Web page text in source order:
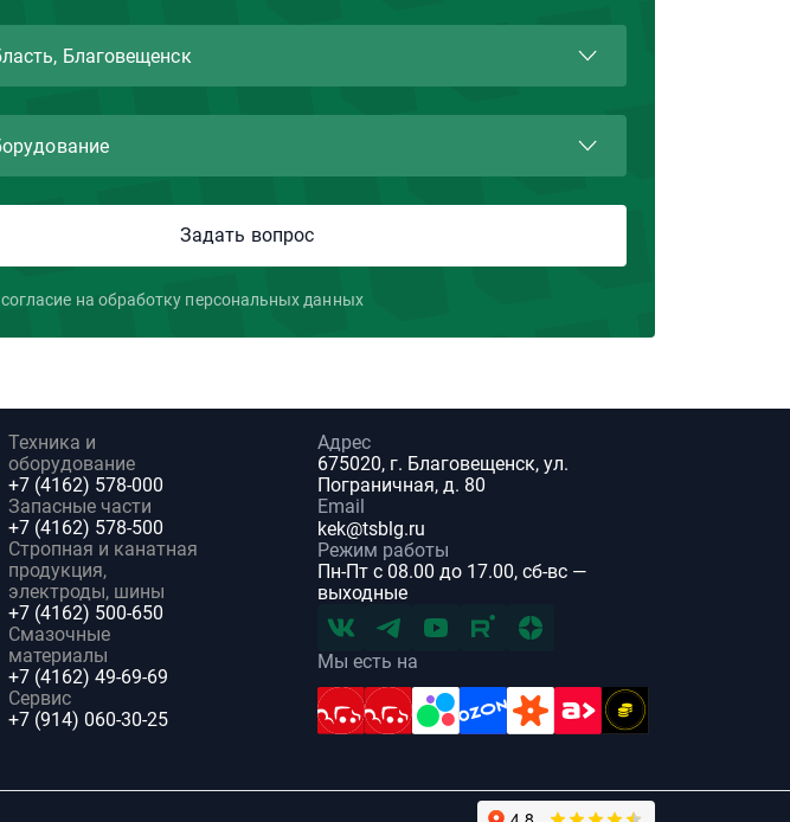
согласие на обработку персональных данных
Техника и
оборудование
+7 (4162) 578-000
Запасные части
+7 (4162) 578-500
Стропная и канатная
продукция,
электроды, шины
+7 (4162) 500-650
Смазочные
материалы
+7 (4162) 49-69-69
Сервис
+7 (914) 060-30-25
Адрес
675020, г. Благовещенск, ул.
Пограничная, д. 80
Email
kek@tsblg.ru
Режим работы
Пн-Пт с 08.00 до 17.00, сб-вс —
выходные
Мы есть на